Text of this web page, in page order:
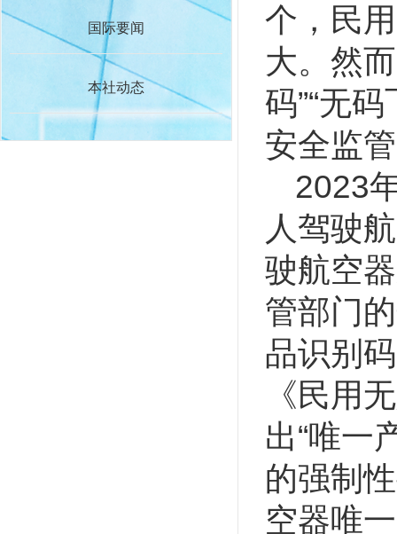
国际要闻
本社动态
个，民
大。然
码”“无
安全监
2023
人驾驶
驶航空
管部门
品识别
《民用
出“唯一
的强制
空器唯